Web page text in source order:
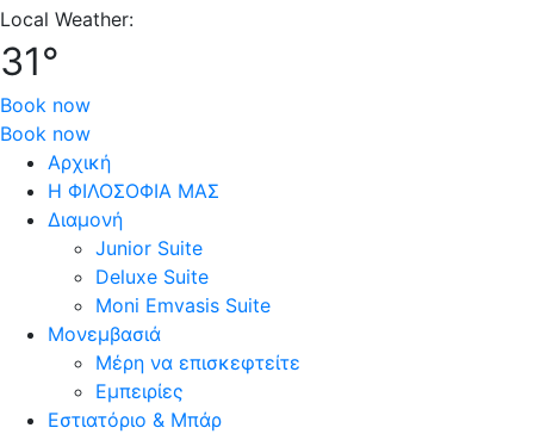
Local Weather:
31°
Book now
Book now
Αρχική
Η ΦΙΛΟΣΟΦΙΑ ΜΑΣ
Διαμονή
Junior Suite
Deluxe Suite
Moni Emvasis Suite
Μονεμβασιά
Μέρη να επισκεφτείτε
Εμπειρίες
Εστιατόριο & Μπάρ